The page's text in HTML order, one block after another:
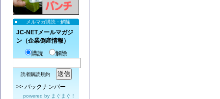
メルマガ購読・解除
JC-NETメールマガジ
ン（企業倒産情報）
購読
解除
読者購読規約
>> バックナンバー
powered by まぐまぐ！